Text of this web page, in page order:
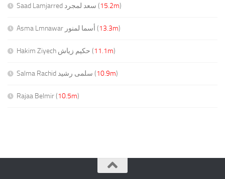
Saad Lamjarred سعد لمجرد ( 15.2m)
Asma Lmnawar أسما لمنور ( 13.3m)
Hakim Ziyech حكيم زياش ( 11.1m)
Salma Rachid سلمى رشيد ( 10.9m)
Rajaa Belmir (10.5m)